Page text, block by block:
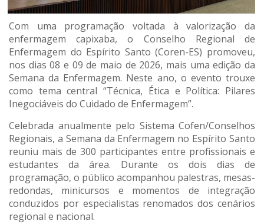
Com uma programação voltada à valorização da
enfermagem capixaba, o Conselho Regional de
Enfermagem do Espírito Santo (Coren-ES) promoveu,
nos dias 08 e 09 de maio de 2026, mais uma edição da
Semana da Enfermagem. Neste ano, o evento trouxe
como tema central “Técnica, Ética e Política: Pilares
Inegociáveis do Cuidado de Enfermagem”.
Celebrada anualmente pelo Sistema Cofen/Conselhos
Regionais, a Semana da Enfermagem no Espírito Santo
reuniu mais de 300 participantes entre profissionais e
estudantes da área. Durante os dois dias de
programação, o público acompanhou palestras, mesas-
redondas, minicursos e momentos de integração
conduzidos por especialistas renomados dos cenários
regional e nacional.